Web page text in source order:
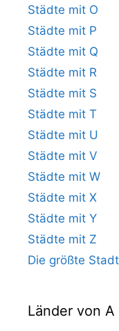
Städte mit O
Städte mit P
Städte mit Q
Städte mit R
Städte mit S
Städte mit T
Städte mit U
Städte mit V
Städte mit W
Städte mit X
Städte mit Y
Städte mit Z
Die größte
Länder von A